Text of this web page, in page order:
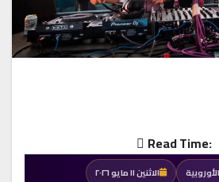
Read Time:
الاثنين ١١ مايو ٢٠٢٦